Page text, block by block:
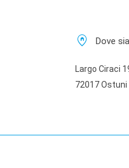
home_pin Dove
Largo Ciraci
72017 Ostuni